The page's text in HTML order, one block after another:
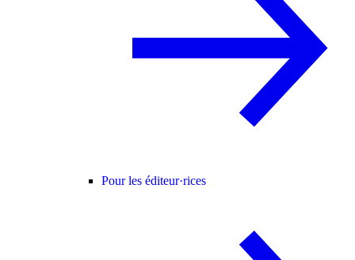
Pour les éditeur·rices